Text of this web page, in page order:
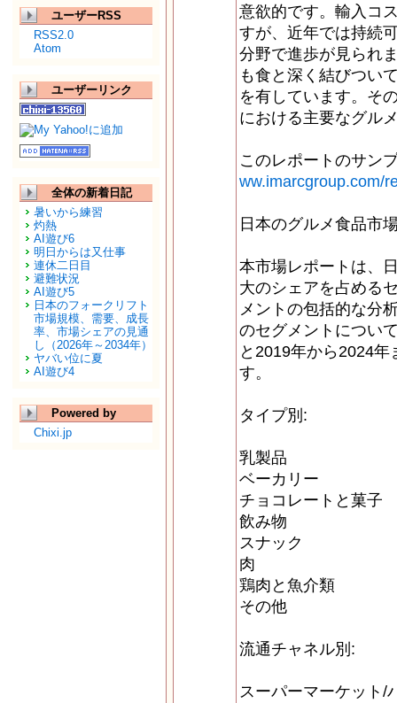
ユーザーRSS
RSS2.0
Atom
ユーザーリンク
全体の新着日記
暑いから練習
灼熱
AI遊び6
明日からは又仕事
連休二日目
避難状況
AI遊び5
日本のフォークリフト
市場規模、需要、成長
率、市場シェアの見通
し（2026年～2034年）
ヤバい位に夏
AI遊び4
Powered by
Chixi.jp
意欲的です。輸入コ
すが、近年では持続
分野で進歩が見られ
も食と深く結びつい
を有しています。そ
における主要なグル
このレポートのサン
ww.imarcgroup.com/
日本のグルメ食品市
本市場レポートは、
大のシェアを占める
メントの包括的な分
のセグメントについ
と2019年から2024
す。
タイプ別:
乳製品
ベーカリー
チョコレートと菓子
飲み物
スナック
肉
鶏肉と魚介類
その他
流通チャネル別:
スーパーマーケット/